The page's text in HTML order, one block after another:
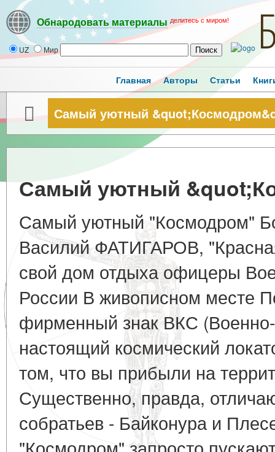
Обнародовать материалы делитесь с миром!
UZ Мир
Главная Авторы Статьи
Самый уютный
Самый уютный
Самый уютный "Космодром"
Василий ФАТИГАРОВ,
свой дом отдыха офицеры
России В живописном месте
фирменный знак ВКС
настоящий космический
том, что вы прибыли на
Существенно, правда,
собратьев - Байконура и